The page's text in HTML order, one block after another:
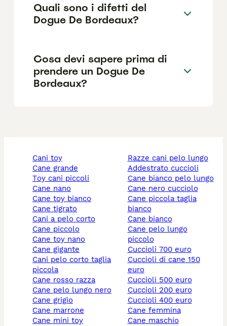
Quali sono i difetti del
Dogue De Bordeaux?
Cosa devi sapere prima di
prendere un Dogue De
Bordeaux?
cani toy
cane grande
toy cani piccoli
cane nano
cane toy bianco
cane tigrato
cani a pelo corto
cane piccolo
cane toy nano
cane gigante
cani pelo corto taglia
piccola
cane rosso razza
cane pelo lungo nero
cane grigio
cane marrone
cane mini toy
razze cani pelo lungo
addestrato cuccioli
cane bianco pelo lungo
cane nero cucciolo
cane piccola taglia
bianco
cane bianco
cane pelo lungo
piccolo
cuccioli 700 euro
cuccioli di cane 150
euro
cuccioli 500 euro
cuccioli 200 euro
cuccioli 400 euro
cane femmina
cane maschio